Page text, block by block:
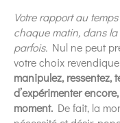
Votre rapport au
chaque matin, dans
parfois. Nul ne peut
votre choix
manipulez, ressentez,
d’expérimenter
moment. De fait, la